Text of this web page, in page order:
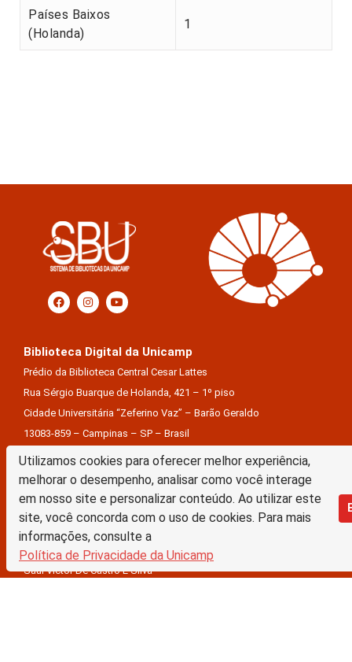
Utilizamos cookies para oferecer melhor experiência,
melhorar o desempenho, analisar como você interage
em nosso site e personalizar conteúdo. Ao utilizar este
site, você concorda com o uso de cookies. Para mais
informações, consulte a
Política de Privacidade da Unicamp
Países Baixos
(Holanda)
1
Biblioteca Digital da Unicamp
Prédio da Biblioteca Central Cesar Lattes
Rua Sérgio Buarque de Holanda, 421 – 1º piso
Cidade Universitária “Zeferino Vaz” – Barão Geraldo
13083-859 – Campinas – SP – Brasil
Tel.: (19) 3521-6493
E-mail: sbubd@unicamp.br
Equipe de desenvolvimento da nova BD:
Keite Aparecida Duarte
Márcio Vinícius De Jesus Almeida
Saul Victor De Castro E Silva